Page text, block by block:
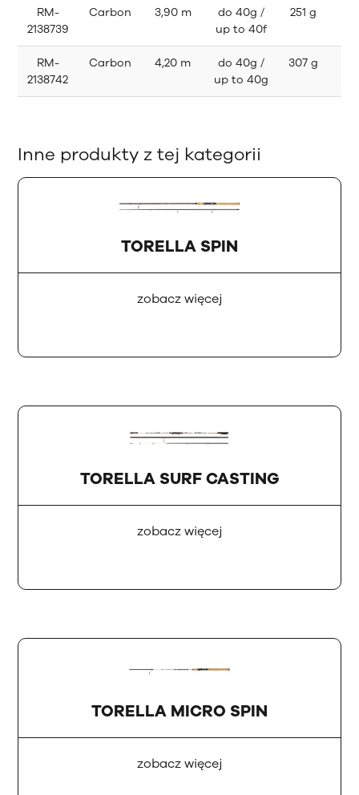
RM-
2138739
Carbon 3,90 m
do 40g /
up to 40f
251 g
RM-
2138742
Carbon 4,20 m
do 40g /
up to 40g
307 g
Inne produkty z tej kategorii
TORELLA SPIN
zobacz więcej
TORELLA SURF CASTING
zobacz więcej
TORELLA MICRO SPIN
zobacz więcej